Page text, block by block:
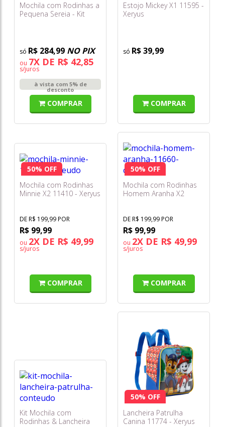
Mochila com Rodinhas a
Pequena Sereia - Kit
R$ 284,99 NO PIX
ou 7X DE R$ 42,85
s/juros
à vista com 5% de
desconto
COMPRAR
Estojo Mickey X1 11595 -
Xeryus
R$ 39,99
COMPRAR
50% OFF
Mochila com Rodinhas
Minnie X2 11410 - Xeryus
DE R$ 199,99 POR
R$ 99,99
ou 2X DE R$ 49,99
s/juros
COMPRAR
50% OFF
Mochila com Rodinhas
Homem Aranha X2
DE R$ 199,99 POR
R$ 99,99
ou 2X DE R$ 49,99
s/juros
COMPRAR
Kit Mochila com
Rodinhas & Lancheira
50% OFF
Lancheira Patrulha
Canina 11774 - Xeryus